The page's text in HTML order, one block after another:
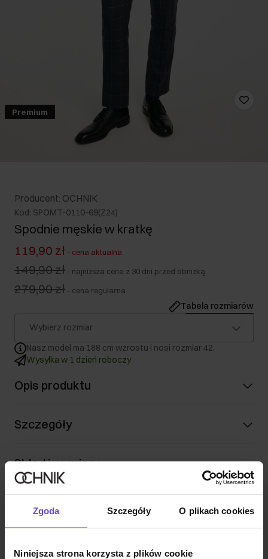
Zgoda Szczegóły O plikach cookies
Niniejsza strona korzysta z plików cookie
Premium
Producent: OCHNIK
Kod: SPOMT-0110-69(Z24)
Spodnie męskie w kratkę
119,90 zł - cena aktualna
149,90 zł - najniższa cena z 30 dni przed obniżką
279,90 zł - cena regularna
Tabela rozmiarów
Wybierz rozmiar
Nasz model ma 188 cm wzrostu i nosi rozmiar 42.
Wysyłka w 1 dzień roboczy
Opis produktu
Szczegóły
Skład i wymiary